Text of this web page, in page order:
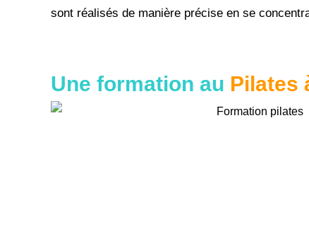
sont réalisés de manière précise en se
Une formation au Pilates